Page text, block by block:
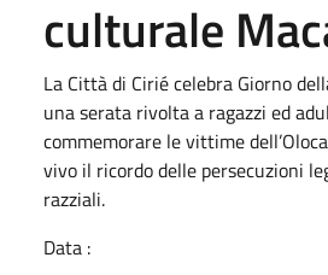
culturale
La Città di Cirié celebra Giorno
una serata rivolta a ragazzi ed
commemorare le vittime
vivo il ricordo delle persecuzioni
razziali.
Data :